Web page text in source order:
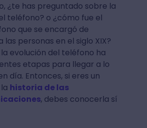
¿te has preguntado sobre la
teléfono? o ¿cómo fue el
que se encargó de
las personas en el siglo XIX?
la evolución del teléfono ha
etapas para llegar a lo
día. Entonces, si eres un
historia de las
, debes conocerla sí